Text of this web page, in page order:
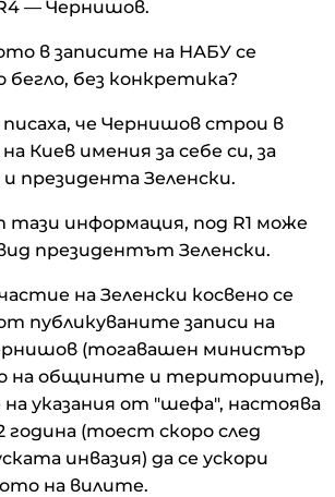
— Чернишов.
в записите на НАБУ се
бегло, без конкретика?
че Чернишов строи в
Киев имения за себе си, за
президента Зеленски.
тази информация, под R1 може
президентът Зеленски.
на Зеленски косвено се
публикуваните записи на
(тогавашен министър
на общините и териториите),
на указания от "шефа", настоява
година (тоест скоро след
инвазия) да се ускори
на вилите.